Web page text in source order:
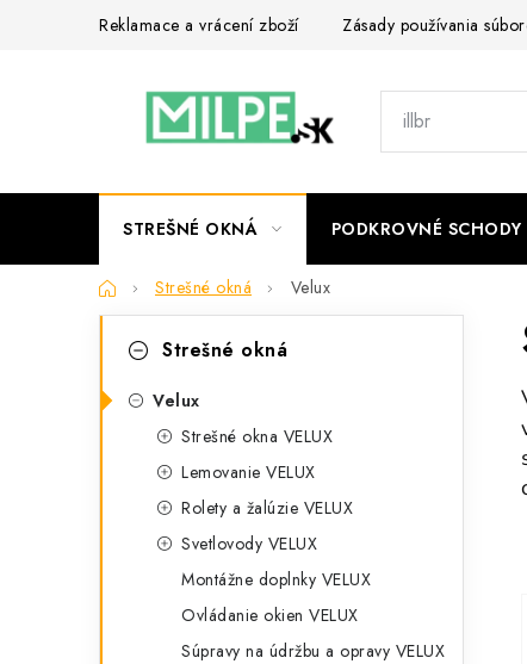
Reklamace a vrácení zboží Zásady používania
STREŠNÉ OKNÁ PODKROVNÉ SCHODY
DomovStrešné okná Velux
o
č
kategórie
t
Strešné okná
Velux
Strešné okna VELUX
Lemovanie VELUX
Rolety a žalúzie VELUX
Svetlovody VELUX
Montážne doplnky VELUX
Ovládanie okien VELUX
Súpravy na údržbu a opravy VELUX